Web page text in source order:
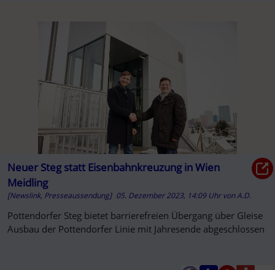
Neuer Steg statt Eisenbahnkreuzung in Wien
Meidling
[Newslink, Presseaussendung] 05. Dezember 2023, 14:09 Uhr vonA.D.
Pottendorfer Steg bietet barrierefreien Übergang über Gleise
Ausbau der Pottendorfer Linie mit Jahresende abgeschlossen